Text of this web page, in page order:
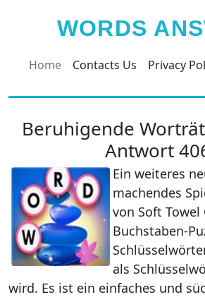
WORDS
Home Contacts Us Privacy
Beruhigende
Antwort
Ein weiteres
machendes
von Soft Towel
Buchstaben-
als
wird. Es ist ein einfaches und